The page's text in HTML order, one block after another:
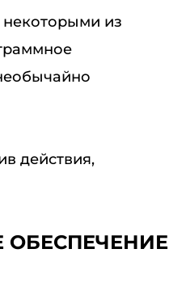
некоторыми из
действия,
ОБЕСПЕЧЕНИЕ